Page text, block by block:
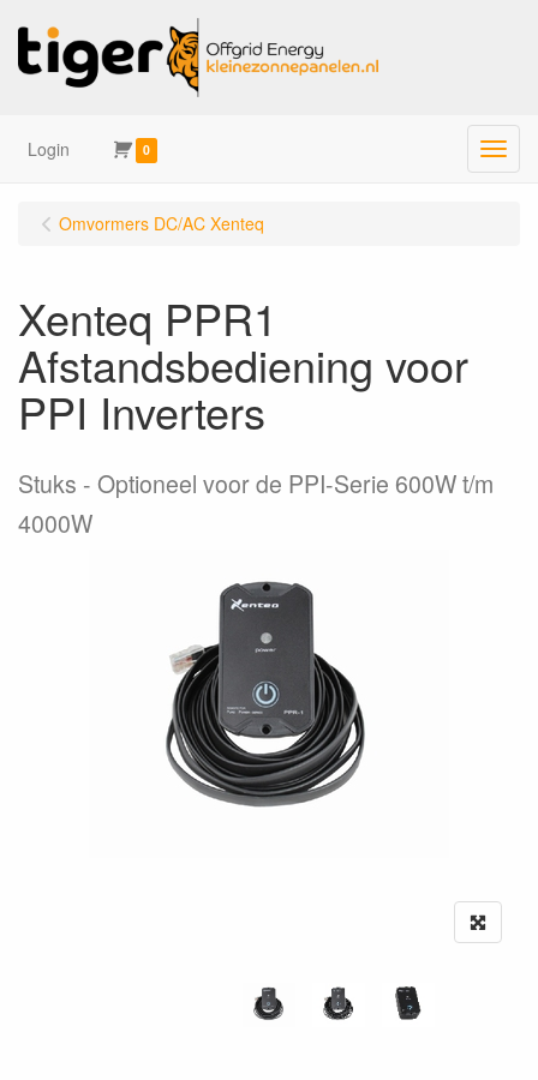
Login 0 Menu
Omvormers DC/AC Xenteq
Xenteq PPR1
Afstandsbediening voor
PPI Inverters
Stuks
Optioneel voor de PPI-Serie 600W t/m
4000W